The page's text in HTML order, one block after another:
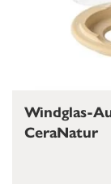
Windglas-
CeraNatur